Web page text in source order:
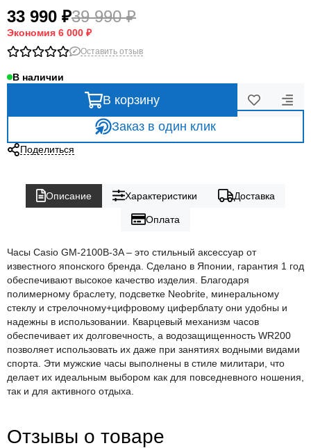
33 990 ₽39 990 ₽
Экономия 6 000 ₽
Оставить отзыв
В наличии
В корзину
Заказ в один клик
Поделиться
Описание Характеристики Доставка
Оплата
Часы Casio GM-2100B-3A – это стильный аксессуар от
известного японского бренда. Сделано в Японии, гарантия 1 год
обеспечивают высокое качество изделия. Благодаря
полимерному браслету, подсветке Neobrite, минеральному
стеклу и стрелочному+цифровому циферблату они удобны и
надежны в использовании. Кварцевый механизм часов
обеспечивает их долговечность, а водозащищенность WR200
позволяет использовать их даже при занятиях водными видами
спорта. Эти мужские часы выполнены в стиле милитари, что
делает их идеальным выбором как для повседневного ношения,
так и для активного отдыха.
Отзывы о товаре